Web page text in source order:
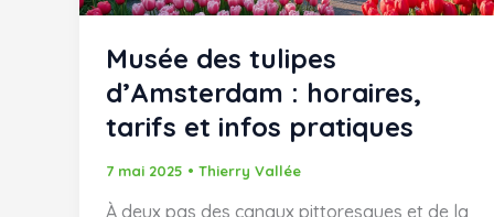
Musée des tulipes
d’Amsterdam : horaires,
tarifs et infos pratiques
7 mai 2025 • Thierry Vallée
À deux pas des canaux pittoresques et de la